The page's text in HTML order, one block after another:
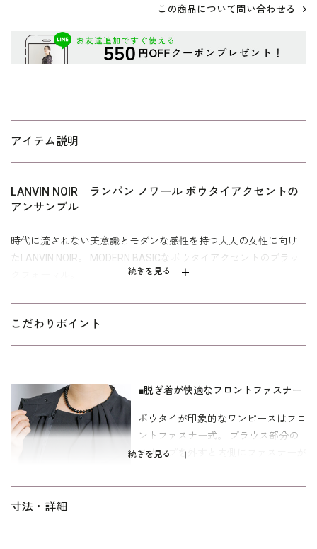
この商品について問い合わせる
アイテム説明
続きを見る
LANVIN NOIR ランバン ノワール ボウタイアクセントの
アンサンブル
時代に流されない美意識とモダンな感性を持つ大人の女性に向け
たLANVIN NOIR。 MODERN BASICなボウタイアクセントのブラッ
ノーカラーのジャケットは背面のペプラムがエレガント。 ボウタ
イアクセントのワンピースは前開きで、上身頃は柔らかなジョー
着丈はふくらはぎにかかるフォーマル丈。 寸法は、ミセス（40代
～）向けの｢少しゆったり｣。 「標準」よりも腕回り、ウエストを
中心にゆとりがあります。 パターンは、バランスがきれいな「シ
ルエット美人」。 サイズ表記はフランス式です。
こだわりポイント
続きを見る
■脱ぎ着が快適なフロントファスナー
ボウタイが印象的なワンピースはフロ
ントファスナー式。 ブラウス部分の
スナップを外すと内側にファスナーが
着替ができる便利なデザインです。
寸法・詳細